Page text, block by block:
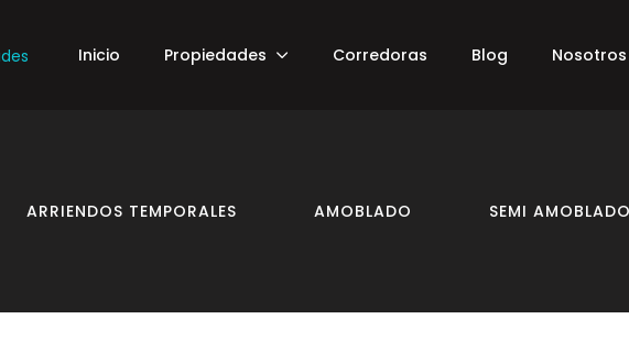
Inicio Propiedades Corredoras Blog Nosotros
ARRIENDOS TEMPORALES AMOBLADO SEMI AMOBLADO